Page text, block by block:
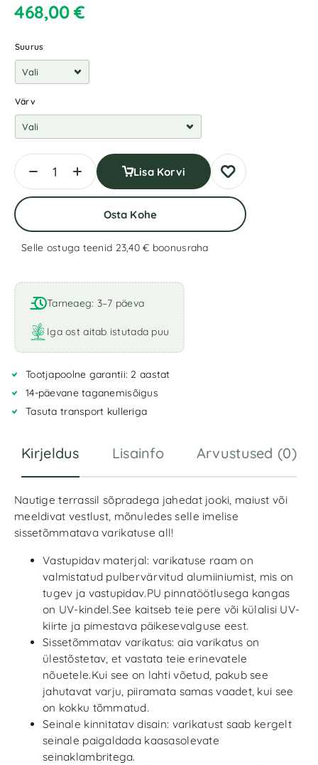
468,00€
Suurus
Värv
Lisa Korvi
Osta Kohe
Selle ostuga teenid 23,40 € boonusraha
l
t
e
r
n
t
i
Tarneaeg: 3–7 päeva
Iga ost aitab istutada puu
Tootjapoolne garantii: 2 aastat
14-päevane taganemisõigus
Tasuta transport kulleriga
Kirjeldus Lisainfo Arvustused (0)
Nautige terrassil sõpradega jahedat jooki, maiust või
meeldivat vestlust, mõnuledes selle imelise
sissetõmmatava varikatuse all!
Vastupidav materjal: varikatuse raam on
valmistatud pulbervärvitud alumiiniumist, mis on
tugev ja vastupidav.PU pinnatöötlusega kangas
on UV-kindel.See kaitseb teie pere või külalisi UV-
kiirte ja pimestava päikesevalguse eest.
Sissetõmmatav varikatus: aia varikatus on
ülestõstetav, et vastata teie erinevatele
nõuetele.Kui see on lahti võetud, pakub see
jahutavat varju, piiramata samas vaadet, kui see
on kokku tõmmatud.
Seinale kinnitatav disain: varikatust saab kergelt
seinale paigaldada kaasasolevate
seinaklambritega.